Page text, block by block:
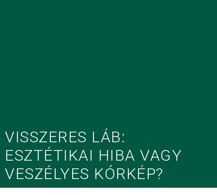
VISSZERES LÁB:
ESZTÉTIKAI HIBA VAGY
VESZÉLYES KÓRKÉP?